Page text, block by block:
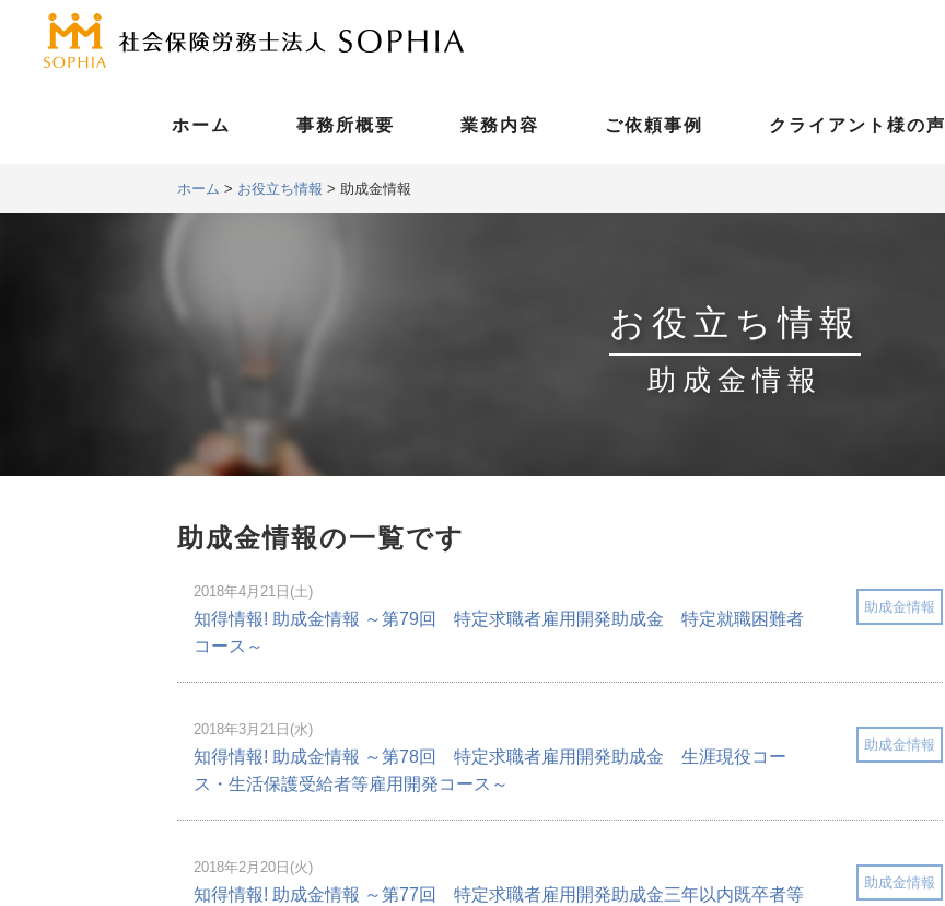
ホーム 事務所概要 業務内容 ご依頼事例 クライアント様の声
ホーム > お役立ち情報 > 助成金情報
お役立ち情報
助成金情報
助成金情報の一覧です
2018年4月21日(土)
知得情報! 助成金情報 ～第79回 特定求職者雇用開発助成金 特定就職困難者
コース～
助成金情報
2018年3月21日(水)
知得情報! 助成金情報 ～第78回 特定求職者雇用開発助成金 生涯現役コー
ス・生活保護受給者等雇用開発コース～
助成金情報
2018年2月20日(火)
知得情報! 助成金情報 ～第77回 特定求職者雇用開発助成金三年以内既卒者等
助成金情報